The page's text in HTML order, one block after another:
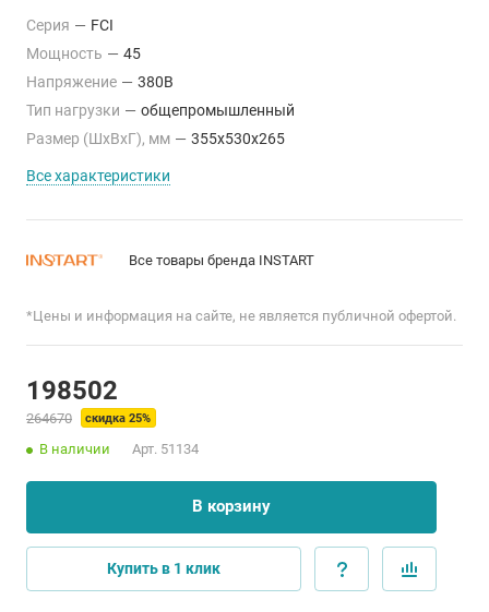
Серия — FCI
Мощность — 45
Напряжение — 380В
Тип нагрузки — общепромышленный
Размер (ШхВхГ), мм — 355x530x265
Все характеристики
Все товары бренда INSTART
*Цены и информация на сайте, не является публичной офертой.
198502
264670 скидка 25%
В наличии Арт. 51134
В корзину
Купить в 1 клик